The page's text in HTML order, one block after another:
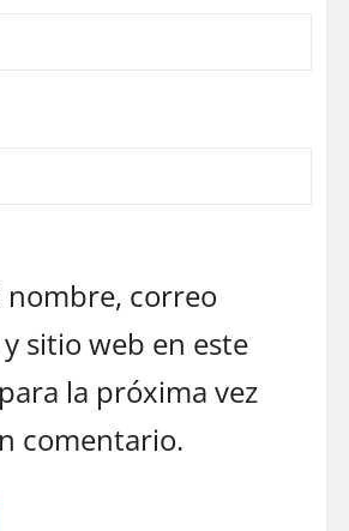
correo
sitio web en este
la próxima vez
comentario.